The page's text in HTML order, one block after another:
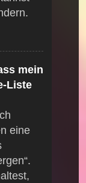
mein
Liste
eine